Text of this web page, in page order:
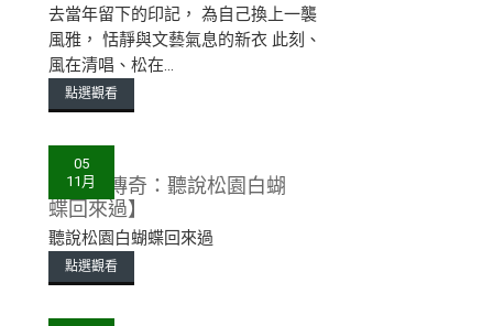
去當年留下的印記， 為自己換上一襲
風雅， 恬靜與文藝氣息的新衣 此刻、
風在清唱、松在...
點選觀看
05
11月
【松園傳奇：聽說松園白蝴
蝶回來過】
聽說松園白蝴蝶回來過
點選觀看